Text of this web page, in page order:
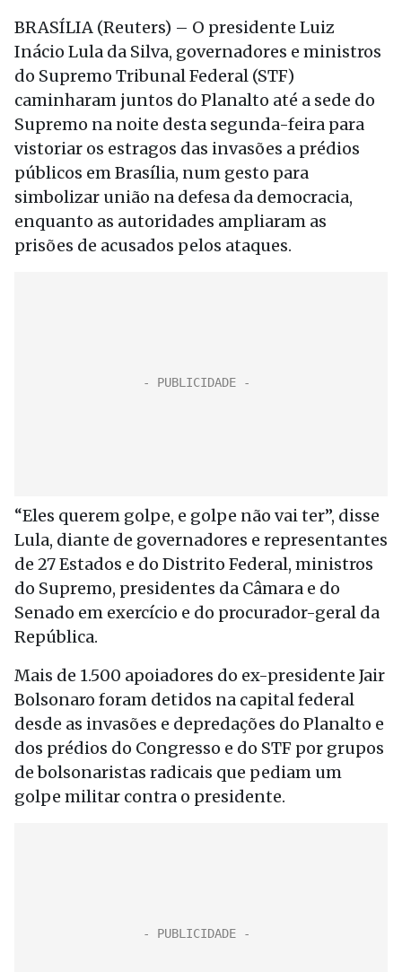
BRASÍLIA (Reuters) – O presidente Luiz
Inácio Lula da Silva, governadores e ministros
do Supremo Tribunal Federal (STF)
caminharam juntos do Planalto até a sede do
Supremo na noite desta segunda-feira para
vistoriar os estragos das invasões a prédios
públicos em Brasília, num gesto para
simbolizar união na defesa da democracia,
enquanto as autoridades ampliaram as
prisões de acusados pelos ataques.
“Eles querem golpe, e golpe não vai ter”, disse
Lula, diante de governadores e representantes
de 27 Estados e do Distrito Federal, ministros
do Supremo, presidentes da Câmara e do
Senado em exercício e do procurador-geral da
República.
Mais de 1.500 apoiadores do ex-presidente Jair
Bolsonaro foram detidos na capital federal
desde as invasões e depredações do Planalto e
dos prédios do Congresso e do STF por grupos
de bolsonaristas radicais que pediam um
golpe militar contra o presidente.